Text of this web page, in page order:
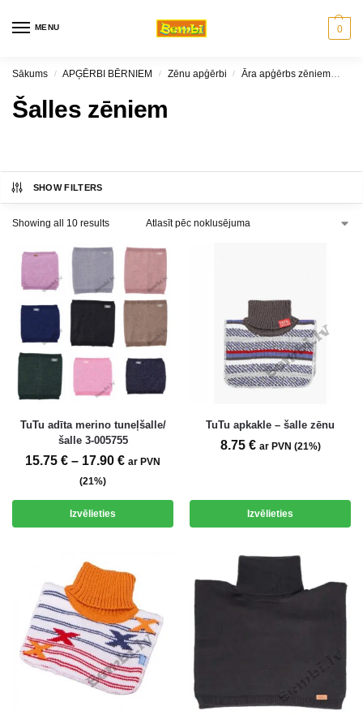
MENU 0
Sākums / APĢĒRBI BĒRNIEM / Zēnu apģērbi / Āra apģērbs zēniem
Šalles zēniem
SHOW FILTERS
Showing all 10 results
TuTu adīta merino tuneļšalle/
šalle 3-005755
15.75 € – 17.90 € ar PVN
(21%)
Izvēlieties
TuTu apkakle – šalle zēnu
8.75 € ar PVN (21%)
Izvēlieties